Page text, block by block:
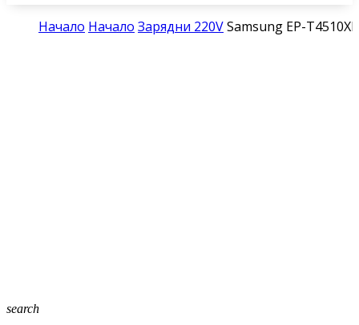
Начало Начало Зарядни 220VSamsung EP-
search